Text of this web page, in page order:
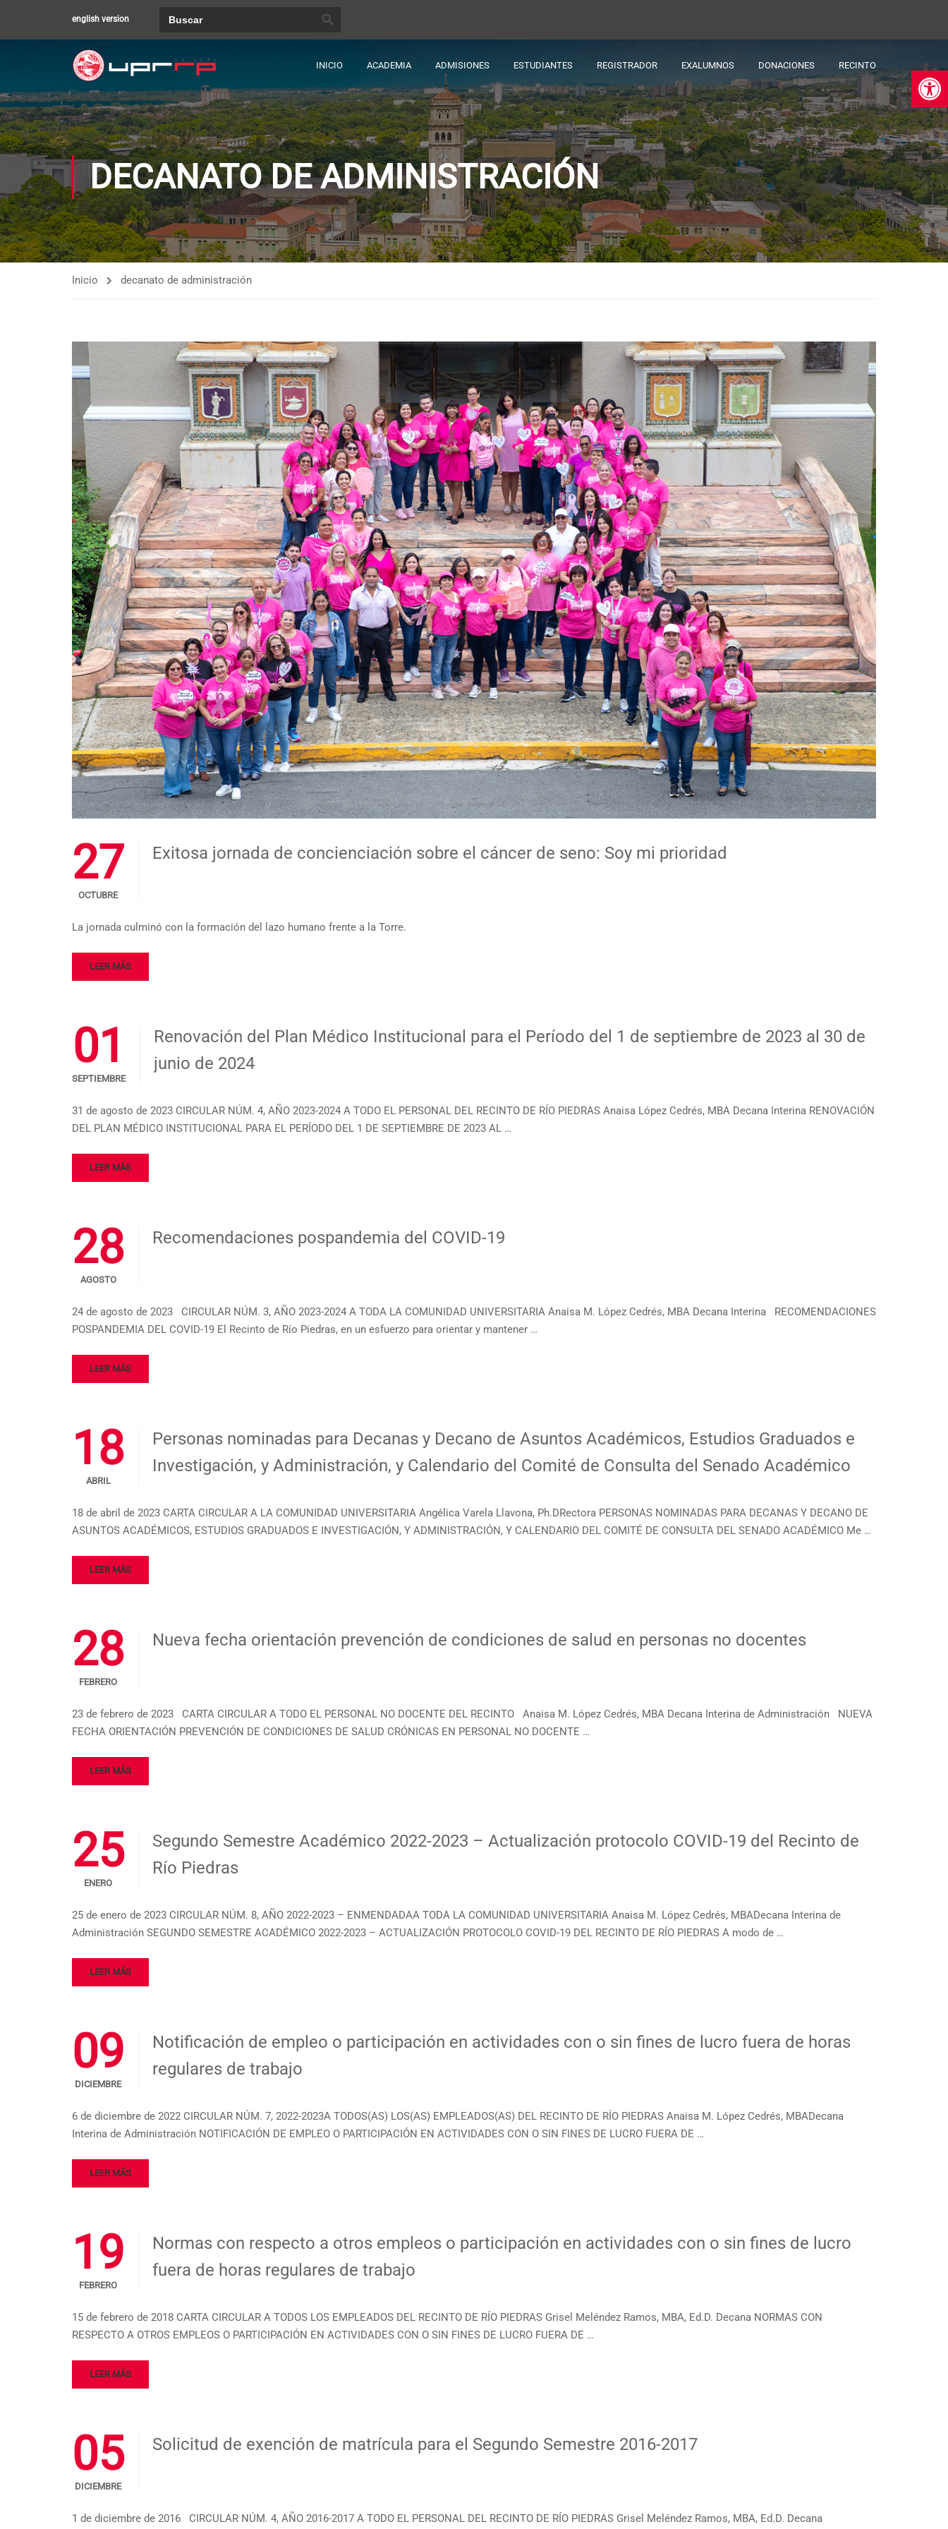
english version
INICIO ACADEMIA ADMISIONES ESTUDIANTES REGISTRADOR EXALUMNOS DONACIONES RECINTO
DECANATO DE ADMINISTRACIÓN
Inicio decanato de administración
27
OCTUBRE
Exitosa jornada de concienciación sobre el cáncer de seno: Soy mi prioridad
La jornada culminó con la formación del lazo humano frente a la Torre.
LEER MÁS
01
SEPTIEMBRE
Renovación del Plan Médico Institucional para el Período del 1 de septiembre de 2023 al 30 de
junio de 2024
31 de agosto de 2023 CIRCULAR NÚM. 4, AÑO 2023-2024 A TODO EL PERSONAL DEL RECINTO DE RÍO PIEDRAS Anaisa López Cedrés, MBA Decana Interina RENOVACIÓN
DEL PLAN MÉDICO INSTITUCIONAL PARA EL PERÍODO DEL 1 DE SEPTIEMBRE DE 2023 AL …
LEER MÁS
28
AGOSTO
Recomendaciones pospandemia del COVID-19
24 de agosto de 2023 CIRCULAR NÚM. 3, AÑO 2023-2024 A TODA LA COMUNIDAD UNIVERSITARIA Anaisa M. López Cedrés, MBA Decana Interina RECOMENDACIONES
POSPANDEMIA DEL COVID-19 El Recinto de Río Piedras, en un esfuerzo para orientar y mantener …
LEER MÁS
18
ABRIL
Personas nominadas para Decanas y Decano de Asuntos Académicos, Estudios Graduados e
Investigación, y Administración, y Calendario del Comité de Consulta del Senado Académico
18 de abril de 2023 CARTA CIRCULAR A LA COMUNIDAD UNIVERSITARIA Angélica Varela Llavona, Ph.DRectora PERSONAS NOMINADAS PARA DECANAS Y DECANO DE
ASUNTOS ACADÉMICOS, ESTUDIOS GRADUADOS E INVESTIGACIÓN, Y ADMINISTRACIÓN, Y CALENDARIO DEL COMITÉ DE CONSULTA DEL SENADO ACADÉMICO Me …
LEER MÁS
28
FEBRERO
Nueva fecha orientación prevención de condiciones de salud en personas no docentes
23 de febrero de 2023 CARTA CIRCULAR A TODO EL PERSONAL NO DOCENTE DEL RECINTO Anaisa M. López Cedrés, MBA Decana Interina de Administración NUEVA
FECHA ORIENTACIÓN PREVENCIÓN DE CONDICIONES DE SALUD CRÓNICAS EN PERSONAL NO DOCENTE …
LEER MÁS
25
ENERO
Segundo Semestre Académico 2022-2023 – Actualización protocolo COVID-19 del Recinto de
Río Piedras
25 de enero de 2023 CIRCULAR NÚM. 8, AÑO 2022-2023 – ENMENDADAA TODA LA COMUNIDAD UNIVERSITARIA Anaisa M. López Cedrés, MBADecana Interina de
Administración SEGUNDO SEMESTRE ACADÉMICO 2022-2023 – ACTUALIZACIÓN PROTOCOLO COVID-19 DEL RECINTO DE RÍO PIEDRAS A modo de …
LEER MÁS
09
DICIEMBRE
Notificación de empleo o participación en actividades con o sin fines de lucro fuera de horas
regulares de trabajo
6 de diciembre de 2022 CIRCULAR NÚM. 7, 2022-2023A TODOS(AS) LOS(AS) EMPLEADOS(AS) DEL RECINTO DE RÍO PIEDRAS Anaisa M. López Cedrés, MBADecana
Interina de Administración NOTIFICACIÓN DE EMPLEO O PARTICIPACIÓN EN ACTIVIDADES CON O SIN FINES DE LUCRO FUERA DE …
LEER MÁS
19
FEBRERO
Normas con respecto a otros empleos o participación en actividades con o sin fines de lucro
fuera de horas regulares de trabajo
15 de febrero de 2018 CARTA CIRCULAR A TODOS LOS EMPLEADOS DEL RECINTO DE RÍO PIEDRAS Grisel Meléndez Ramos, MBA, Ed.D. Decana NORMAS CON
RESPECTO A OTROS EMPLEOS O PARTICIPACIÓN EN ACTIVIDADES CON O SIN FINES DE LUCRO FUERA DE …
LEER MÁS
05
DICIEMBRE
Solicitud de exención de matrícula para el Segundo Semestre 2016-2017
1 de diciembre de 2016 CIRCULAR NÚM. 4, AÑO 2016-2017 A TODO EL PERSONAL DEL RECINTO DE RÍO PIEDRAS Grisel Meléndez Ramos, MBA, Ed.D. Decana